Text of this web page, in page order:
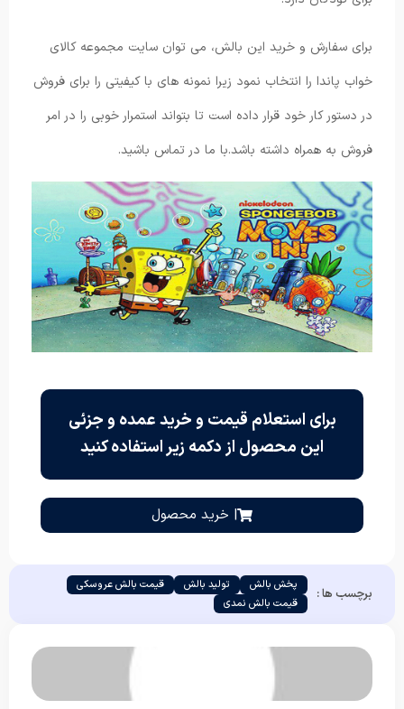
برای سفارش و خرید این بالش، می توان سایت مجموعه کالای
خواب پاندا را انتخاب نمود زیرا نمونه های با کیفیتی را برای فروش
در دستور کار خود قرار داده است تا بتواند استمرار خوبی را در امر
فروش به همراه داشته باشد.با ما در تماس باشید.
برای استعلام قیمت و خرید عمده و جزئی
این محصول از دکمه زیر استفاده کنید
| خرید محصول
برچسب ها : پخش بالش تولید بالش
قیمت بالش عروسکی
قیمت بالش نمدی